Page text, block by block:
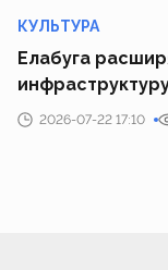
КУЛЬТУРА
Елабуга
2026-07-22 17:10